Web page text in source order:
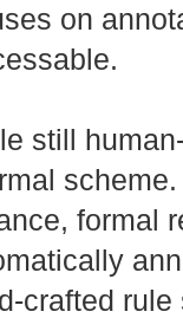
on
still
formal
crafted